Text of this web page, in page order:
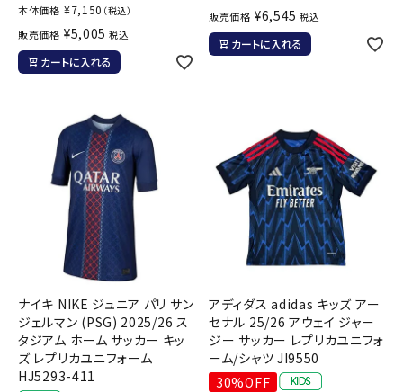
本体価格 ¥7,150 （税込）
販売価格 ¥5,005 税込
カートに入れる
販売価格 ¥6,545 税込
カートに入れる
ナイキ NIKE ジュニア パリ サン
ジェルマン (PSG) 2025/26 ス
タジアム ホーム サッカー キッ
ズ レプリカユニフォーム
HJ5293-411
アディダス adidas キッズ アー
セナル 25/26 アウェイ ジャー
ジー サッカー レプリカユニフォ
ーム/シャツ JI9550
30%OFF